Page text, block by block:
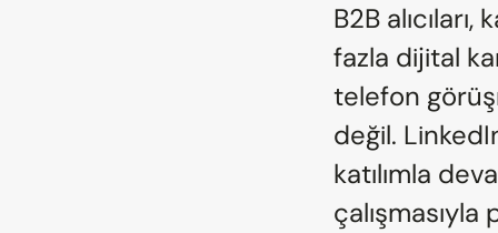
B2B
fazla dijital
telefon
değil.
katılımla